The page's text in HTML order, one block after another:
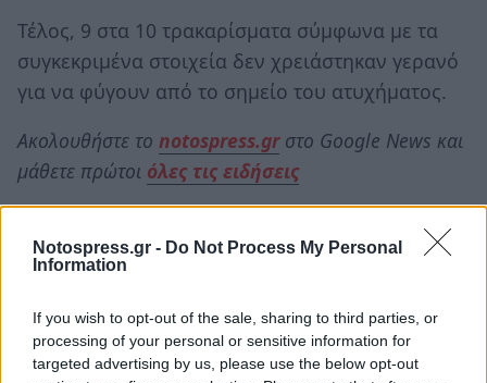
Notospress.gr - Do Not Process My Personal
Information
If you wish to opt-out of the sale, sharing to third parties, or
processing of your personal or sensitive information for
targeted advertising by us, please use the below opt-out
Τέλος, 9 στα 10 τρακαρίσματα σύμφωνα με τα
συγκεκριμένα στοιχεία δεν χρειάστηκαν γερανό
για να φύγουν από το σημείο του ατυχήματος.
Ακολουθήστε το notospress.grστο Google News και
μάθετε πρώτοι όλες τις ειδήσεις
TAGS: ΕΡΕΥΝΑ ΤΡΟΧΑΙΑ
ΤΡΟΧΑΙΟ